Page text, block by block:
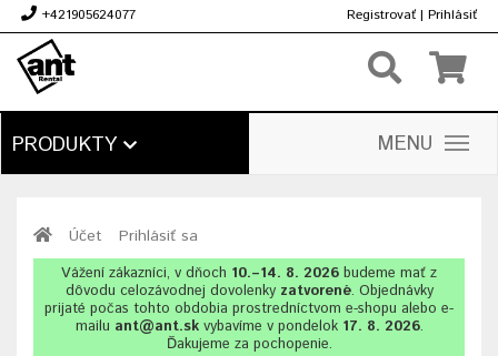
+421905624077 Registrovať | Prihlásiť
PRODUKTY MENU
Účet Prihlásiť sa
Vážení zákazníci, v dňoch 10.–14. 8. 2026 budeme mať z
dôvodu celozávodnej dovolenkyzatvorené. Objednávky
prijaté počas tohto obdobia prostredníctvom e-shopu alebo e-
mailu ant@ant.skvybavíme v pondelok 17. 8. 2026.
Ďakujeme za pochopenie.